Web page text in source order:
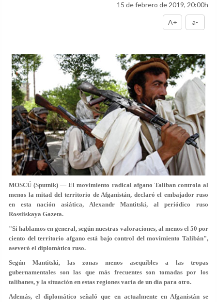
15 de febrero de 2019, 20:00h
A+ a-
MOSCÚ (Sputnik) — El movimiento radical afgano Taliban controla al
menos la mitad del territorio de Afganistán, declaró el embajador ruso
en esta nación asiática, Alexandr Mantitski, al periódico ruso
Rossiiskaya Gazeta.
"Si hablamos en general, según nuestras valoraciones, al menos el 50 por
ciento del territorio afgano está bajo control del movimiento Talibán",
aseveró el diplomático ruso.
Según Mantitski, las zonas menos asequibles a las tropas
gubernamentales son las que más frecuentes son tomadas por los
talibanes, y la situación en estas regiones varía de un día para otro.
Además, el diplomático señaló que en actualmente en Afganistán se